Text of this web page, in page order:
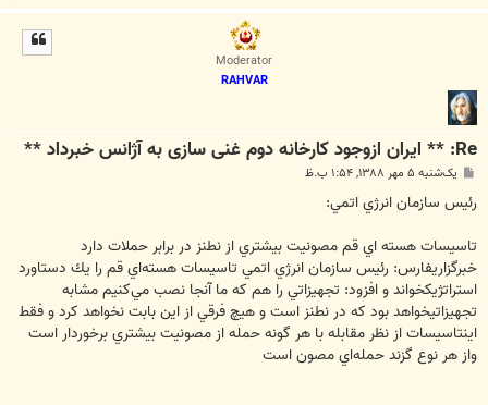
Moderator
RAHVAR
Re: ** ایران ازوجود کارخانه دوم غنی سازی به آژانس خبرداد **
ت
یک‌شنبه ۵ مهر ۱۳۸۸, ۱:۵۴ ب.ظ
رئيس سازمان انرژي اتمي:
تاسيسات هسته اي قم مصونيت بيشتري از نطنز در برابر حملات دارد
خبرگزاريفارس: رئيس سازمان انرژي اتمي تاسيسات هسته‌اي قم را يك دستاورد
استراتژيكخواند و افزود: تجهيزاتي را هم كه ما آنجا نصب مي‌كنيم مشابه
تجهيزاتيخواهد بود كه در نطنز است و هيچ فرقي از اين بابت نخواهد كرد و فقط
اينتاسيسات از نظر مقابله با هر گونه حمله از مصونيت بيشتري برخوردار است
واز هر نوع گزند حمله‌اي مصون است